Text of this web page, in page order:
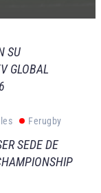
SU
GLOBAL
Ferugby
SEDE DE